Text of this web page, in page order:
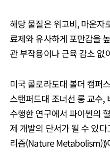
해당 물질은 위고비, 마운자
료제와 유사하게 포만감을
관 부작용이나 근육 감소 없
미국 콜로라도대 볼더 캠퍼
스탠퍼드대 조너선 롱 교수,
수행한 연구에서 파이썬의
제 개발의 단서가 될 수 있
리즘(Nature Metabolism)⟫